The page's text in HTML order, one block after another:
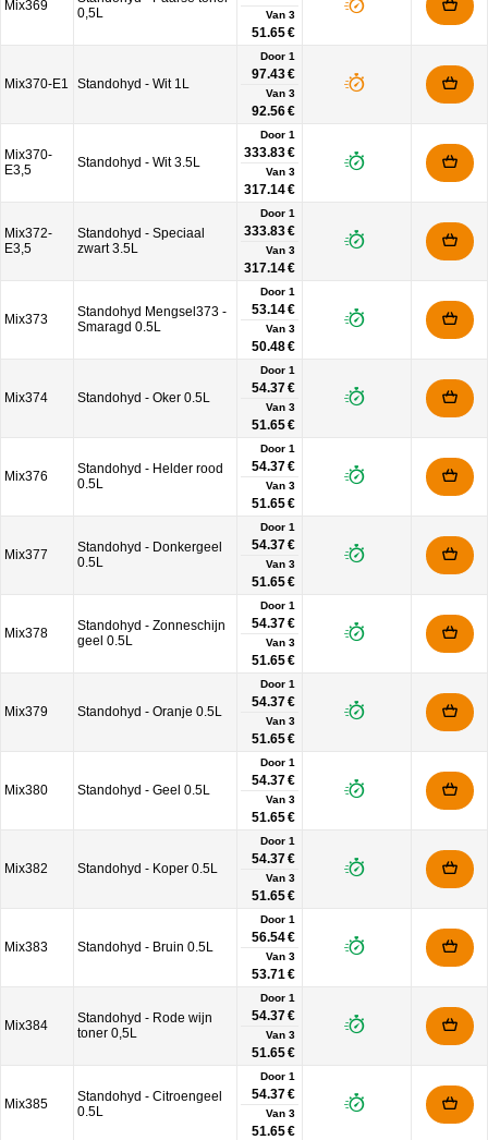
Mix369
0,5L
Van 3
51.65 €
Mix370-E1 Standohyd - Wit 1L
Door 1
97.43 €
Van 3
92.56 €
Mix370-
E3,5
Standohyd - Wit 3.5L
Door 1
333.83 €
Van 3
317.14 €
Mix372-
E3,5
Standohyd - Speciaal
zwart 3.5L
Door 1
333.83 €
Van 3
317.14 €
Mix373
Standohyd Mengsel373 -
Smaragd 0.5L
Door 1
53.14 €
Van 3
50.48 €
Mix374 Standohyd - Oker 0.5L
Door 1
54.37 €
Van 3
51.65 €
Mix376
Standohyd - Helder rood
0.5L
Door 1
54.37 €
Van 3
51.65 €
Mix377
Standohyd - Donkergeel
0.5L
Door 1
54.37 €
Van 3
51.65 €
Mix378
Standohyd - Zonneschijn
geel 0.5L
Door 1
54.37 €
Van 3
51.65 €
Mix379 Standohyd - Oranje 0.5L
Door 1
54.37 €
Van 3
51.65 €
Mix380 Standohyd - Geel 0.5L
Door 1
54.37 €
Van 3
51.65 €
Mix382 Standohyd - Koper 0.5L
Door 1
54.37 €
Van 3
51.65 €
Mix383 Standohyd - Bruin 0.5L
Door 1
56.54 €
Van 3
53.71 €
Mix384
Standohyd - Rode wijn
toner 0,5L
Door 1
54.37 €
Van 3
51.65 €
Mix385
Standohyd - Citroengeel
0.5L
Door 1
54.37 €
Van 3
51.65 €